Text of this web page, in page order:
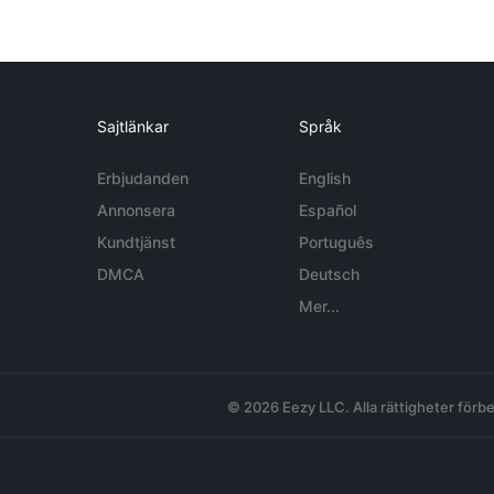
Sajtlänkar
Erbjudanden
Annonsera
Kundtjänst
DMCA
Språk
English
Español
Português
Deutsch
Mer...
© 2026 Eezy LLC. Alla rättigheter